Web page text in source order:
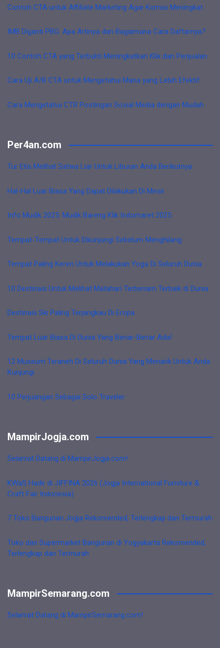
Contoh CTA untuk Affiliate Marketing Agar Komisi Meningkat
IMB Diganti PBG: Apa Artinya dan Bagaimana Cara Daftarnya?
10 Contoh CTA yang Terbukti Meningkatkan Klik dan Penjualan
Cara Uji A/B CTA untuk Mengetahui Mana yang Lebih Efektif
Cara Mengetahui CTR Postingan Sosial Media dengan Mudah
Per4an.com
Tur Etis Melihat Satwa Liar Untuk Liburan Anda Berikutnya
Hal-Hal Luar Biasa Yang Dapat Dilakukan Di Mesir
Info Mudik 2025: Mudik Bareng Klik Indomaret 2025
Tempat-Tempat Untuk Dikunjungi Sebelum Menghilang
Tempat Paling Keren Untuk Melakukan Yoga Di Seluruh Dunia
10 Destinasi Untuk Melihat Matahari Terbenam Terbaik di Dunia
Destinasi Ski Paling Terjangkau Di Eropa
Tempat Luar Biasa Di Dunia Yang Benar-Benar Ada!
12 Museum Teraneh Di Seluruh Dunia Yang Menarik Untuk Anda
Kunjungi
10 Perjuangan Sebagai Solo Traveler
MampirJogja.com
Selamat Datang di MampirJogja.com!
KWaS Hadir di JIFFINA 2026 (Jogja International Furniture &
Craft Fair Indonesia)
7 Toko Bangunan Jogja Rekomended, Terlengkap dan Termurah
Toko dan Supermarket Bangunan di Yogyakarta Rekomended,
Terlengkap dan Termurah
MampirSemarang.com
Selamat Datang di MampirSemarang.com!